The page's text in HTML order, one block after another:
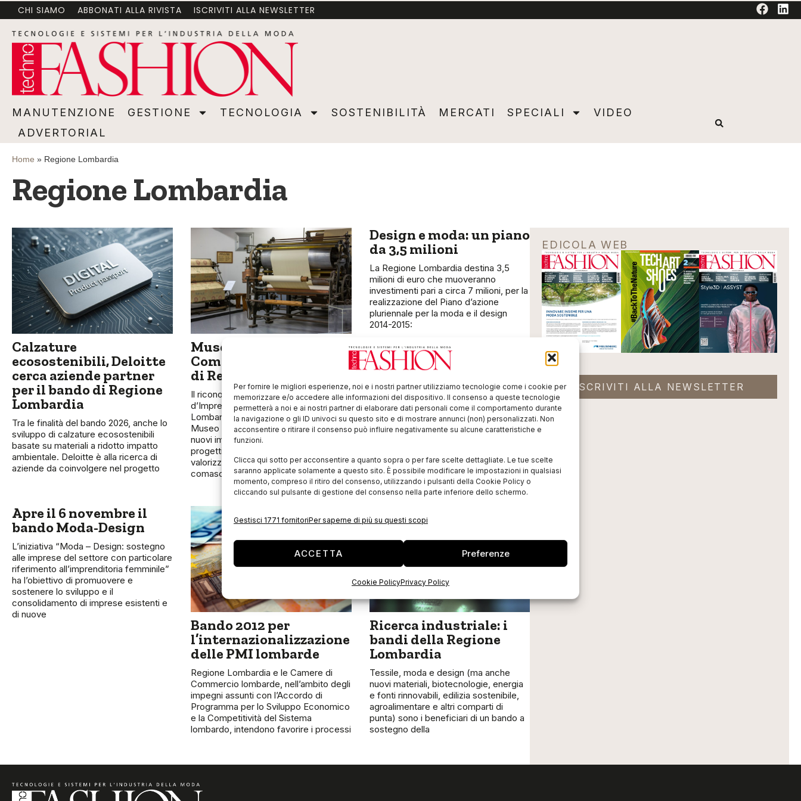
Per fornire le migliori esperienze, noi e i nostri partner utilizziamo tecnologie come i cookie per
memorizzare e/o accedere alle informazioni del dispositivo. Il consenso a queste tecnologie
permetterà a noi e ai nostri partner di elaborare dati personali come il comportamento durante
la navigazione o gli ID univoci su questo sito e di mostrare annunci (non) personalizzati. Non
acconsentire o ritirare il consenso può influire negativamente su alcune caratteristiche e
funzioni.
Clicca qui sotto per acconsentire a quanto sopra o per fare scelte dettagliate. Le tue scelte
saranno applicate solamente a questo sito. È possibile modificare le impostazioni in qualsiasi
momento, compreso il ritiro del consenso, utilizzando i pulsanti della Cookie Policy o
cliccando sul pulsante di gestione del consenso nella parte inferiore dello schermo.
Gestisci 1771 fornitoriPer saperne di più su questi scopi
ACCETTA Preferenze
Cookie PolicyPrivacy Policy
MANUTENZIONE GESTIONE TECNOLOGIA SOSTENIBILITÀ MERCATI SPECIALI VIDEO ADVERTORIAL
CHI SIAMO ABBONATI ALLA RIVISTA ISCRIVITI ALLA NEWSLETTER
MANUTENZIONE GESTIONE TECNOLOGIA SOSTENIBILITÀ MERCATI SPECIALI
VIDEO
ADVERTORIAL
Home » Regione Lombardia
Regione Lombardia
Calzature
ecosostenibili, Deloitte
cerca aziende partner
per il bando di Regione
Lombardia
Tra le finalità del bando 2026, anche lo
sviluppo di calzature ecosostenibili
basate su materiali a ridotto impatto
ambientale. Deloitte è alla ricerca di
aziende da coinvolgere nel progetto
Museo della Seta di
Como, il riconoscimento
di Regione Lombardia
Il riconoscimento di “Museo
d’Impresa” da parte di Regione
Lombardia si aggiunge alla qualifica di
Museo Didattico, aprendo la strada a
nuovi importanti finanziamenti e
progetti di sviluppo per la
valorizzazione del patrimonio tessile
comasco
Design e moda: un piano
da 3,5 milioni
La Regione Lombardia destina 3,5
milioni di euro che muoveranno
investimenti pari a circa 7 milioni, per la
realizzazione del Piano d’azione
pluriennale per la moda e il design
2014-2015:
Apre il 6 novembre il
bando Moda-Design
L’iniziativa “Moda – Design: sostegno
alle imprese del settore con particolare
riferimento all’imprenditoria femminile”
ha l’obiettivo di promuovere e
sostenere lo sviluppo e il
consolidamento di imprese esistenti e
di nuove
Bando 2012 per
l’internazionalizzazione
delle PMI lombarde
Regione Lombardia e le Camere di
Commercio lombarde, nell’ambito degli
impegni assunti con l’Accordo di
Programma per lo Sviluppo Economico
e la Competitività del Sistema
lombardo, intendono favorire i processi
Ricerca industriale: i
bandi della Regione
Lombardia
Tessile, moda e design (ma anche
nuovi materiali, biotecnologie, energia
e fonti rinnovabili, edilizia sostenibile,
agroalimentare e altri comparti di
punta) sono i beneficiari di un bando a
sostegno della
EDICOLA WEB
ISCRIVITI ALLA NEWSLETTER